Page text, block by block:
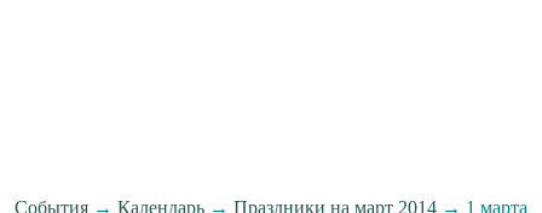
События → Календарь → Праздники на март 2014 → 1 марта